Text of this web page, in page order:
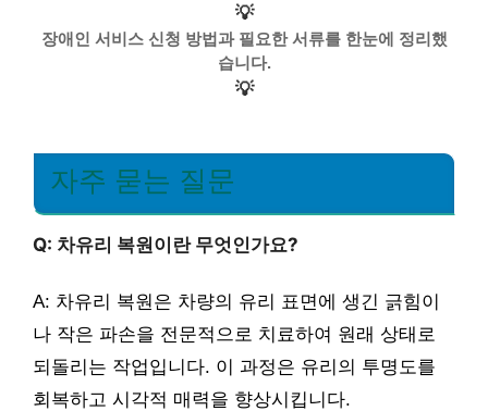
💡
장애인 서비스 신청 방법과 필요한 서류를 한눈에 정리했
습니다.
💡
자주 묻는 질문
Q: 차유리 복원이란 무엇인가요?
A: 차유리 복원은 차량의 유리 표면에 생긴 긁힘이
나 작은 파손을 전문적으로 치료하여 원래 상태로
되돌리는 작업입니다. 이 과정은 유리의 투명도를
회복하고 시각적 매력을 향상시킵니다.